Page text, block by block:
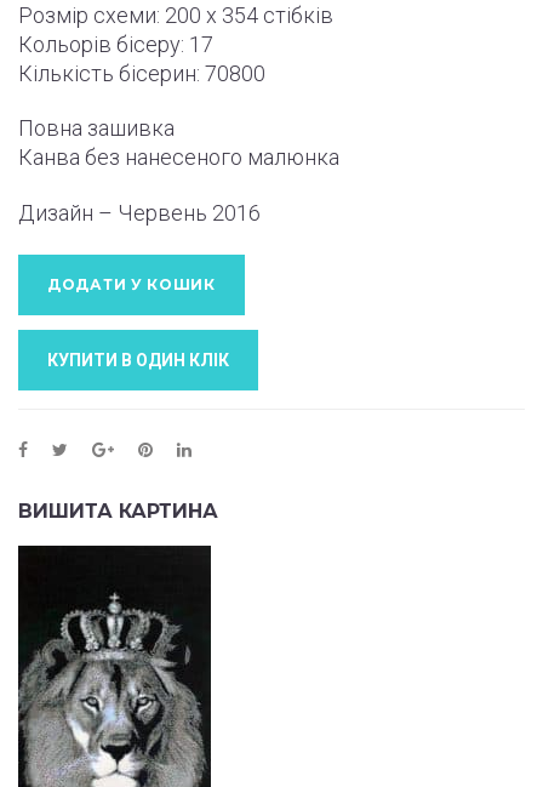
Розмір схеми: 200 x 354 стібків
Кольорів бісеру: 17
Кількість бісерин: 70800
Повна зашивка
Канва без нанесеного малюнка
Дизайн – Червень 2016
ДОДАТИ У КОШИК
КУПИТИ В ОДИН КЛIК
ВИШИТА КАРТИНА